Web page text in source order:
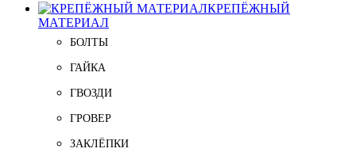
КРЕПЁЖНЫЙ
МАТЕРИАЛ
БОЛТЫ
ГАЙКА
ГВОЗДИ
ГРОВЕР
ЗАКЛЁПКИ